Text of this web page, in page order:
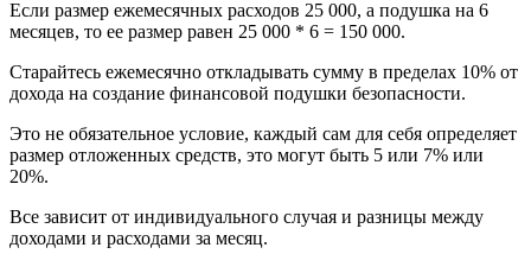
Если размер ежемесячных расходов 25 000, а подушка на 6
месяцев, то ее размер равен 25 000 * 6 = 150 000.
Старайтесь ежемесячно откладывать сумму в пределах 10% от
дохода на создание финансовой подушки безопасности.
Это не обязательное условие, каждый сам для себя определяет
размер отложенных средств, это могут быть 5 или 7% или
20%.
Все зависит от индивидуального случая и разницы между
доходами и расходами за месяц.